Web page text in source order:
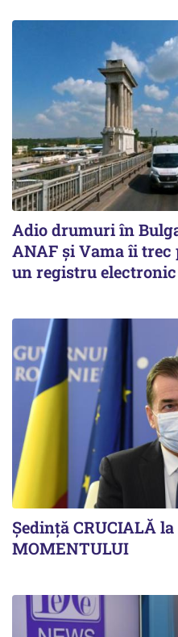
Adio drumuri în
ANAF și Vama îi
un registru electronic
Ședință CRUCIALĂ
MOMENTULUI